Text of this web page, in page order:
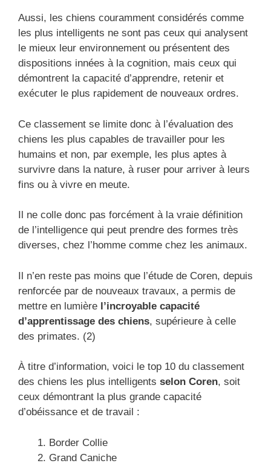
Aussi, les chiens couramment considérés comme
les plus intelligents ne sont pas ceux qui analysent
le mieux leur environnement ou présentent des
dispositions innées à la cognition, mais ceux qui
démontrent la capacité d’apprendre, retenir et
exécuter le plus rapidement de nouveaux ordres.
Ce classement se limite donc à l’évaluation des
chiens les plus capables de travailler pour les
humains et non, par exemple, les plus aptes à
survivre dans la nature, à ruser pour arriver à leurs
fins ou à vivre en meute.
Il ne colle donc pas forcément à la vraie définition
de l’intelligence qui peut prendre des formes très
diverses, chez l’homme comme chez les animaux.
Il n’en reste pas moins que l’étude de Coren, depuis
renforcée par de nouveaux travaux, a permis de
mettre en lumière l’incroyable capacité
d’apprentissage des chiens, supérieure à celle
des primates. (2)
À titre d’information, voici le top 10 du classement
des chiens les plus intelligents selon Coren, soit
ceux démontrant la plus grande capacité
d’obéissance et de travail :
Border Collie
Grand Caniche